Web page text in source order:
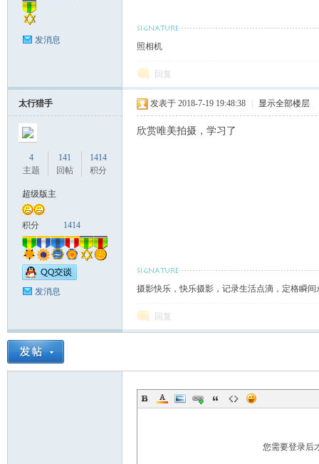
发消息
照相机
回复
太行猎手
4
主题
141
回帖
1414
积分
超级版主
积分 1414
发消息
发表于 2018-7-19 19:48:38 显示全部楼层
欣赏唯美拍摄，学习了
摄影快乐，快乐摄影，记录生活点滴，定格瞬
回复
您需要登录后